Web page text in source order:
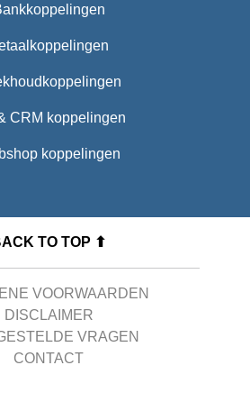
CRM koppelingen
koppelingen
TO TOP ⬆
VOORWAARDEN
DISCLAIMER
VRAGEN
CONTACT